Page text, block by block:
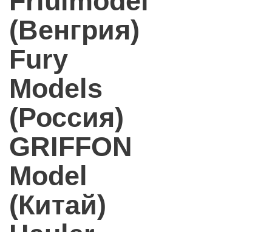
(Венгрия)
Fury
Models
(Россия)
GRIFFON
Model
(Китай)